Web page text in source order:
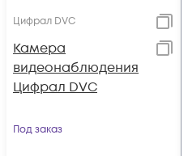
Цифрал DVC
Камера
видеонаблюдения
Цифрал DVC
Под заказ